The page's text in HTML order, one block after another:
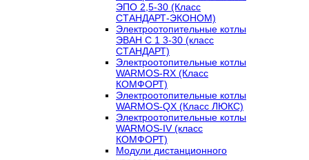
ЭПО 2,5-30 (Класс
СТАНДАРТ-ЭКОНОМ)
Электроотопительные котлы
ЭВАН С 1 3-30 (класс
СТАНДАРТ)
Электроотопительные котлы
WARMOS-RX (Класс
КОМФОРТ)
Электроотопительные котлы
WARMOS-QX (Класс ЛЮКС)
Электроотопительные котлы
WARMOS-IV (класс
КОМФОРТ)
Модули дистанционного